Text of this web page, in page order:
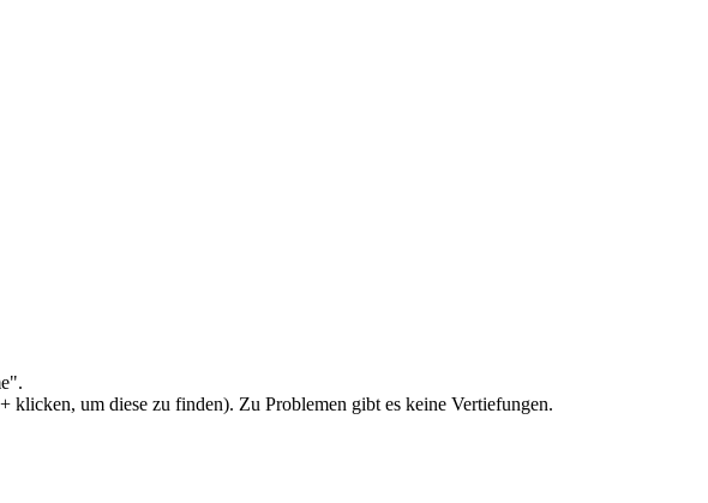
klicken, um diese zu finden). Zu Problemen gibt es keine Vertiefungen.